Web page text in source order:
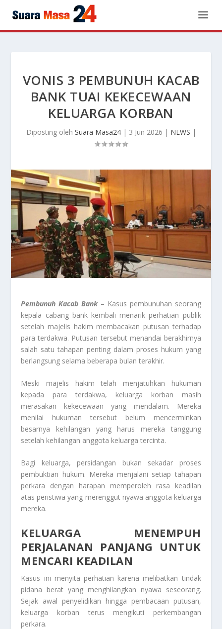
VONIS 3 PEMBUNUH KACAB
BANK TUAI KEKECEWAAN
KELUARGA KORBAN
Diposting oleh Suara Masa24| 3 Jun 2026 | NEWS |
Pembunuh Kacab Bank– Kasus pembunuhan seorang
kepala cabang bank kembali menarik perhatian publik
setelah majelis hakim membacakan putusan terhadap
para terdakwa. Putusan tersebut menandai berakhirnya
salah satu tahapan penting dalam proses hukum yang
berlangsung selama beberapa bulan terakhir.
Meski majelis hakim telah menjatuhkan hukuman
kepada para terdakwa, keluarga korban masih
merasakan kekecewaan yang mendalam. Mereka
menilai hukuman tersebut belum mencerminkan
besarnya kehilangan yang harus mereka tanggung
setelah kehilangan anggota keluarga tercinta.
Bagi keluarga, persidangan bukan sekadar proses
pembuktian hukum. Mereka menjalani setiap tahapan
perkara dengan harapan memperoleh rasa keadilan
atas peristiwa yang merenggut nyawa anggota keluarga
mereka.
KELUARGA MENEMPUH
PERJALANAN PANJANG UNTUK
MENCARI KEADILAN
Kasus ini menyita perhatian karena melibatkan tindak
pidana berat yang menghilangkan nyawa seseorang.
Sejak awal penyelidikan hingga pembacaan putusan,
keluarga korban terus mengikuti perkembangan
perkara.